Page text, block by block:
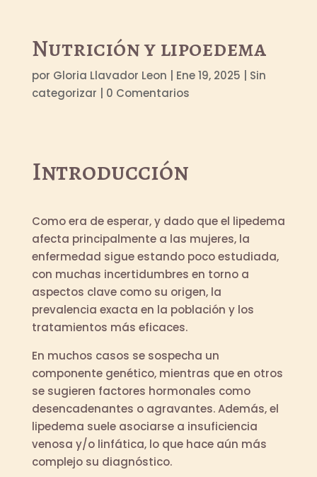
Nutrición y lipoedema
por Gloria Llavador Leon Ene 19, 2025
Sin
categorizar
0 Comentarios
Introducción
Como era de esperar, y dado que el lipedema
afecta principalmente a las mujeres, la
enfermedad sigue estando poco estudiada,
con muchas incertidumbres en torno a
aspectos clave como su origen, la
prevalencia exacta en la población y los
tratamientos más eficaces.
En muchos casos se sospecha un
componente genético, mientras que en otros
se sugieren factores hormonales como
desencadenantes o agravantes. Además, el
lipedema suele asociarse a insuficiencia
venosa y/o linfática, lo que hace aún más
complejo su diagnóstico.